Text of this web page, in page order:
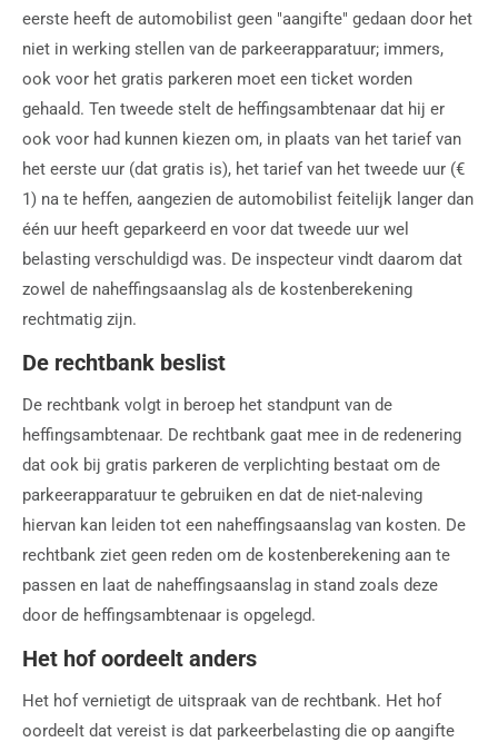
eerste heeft de automobilist geen "aangifte" gedaan door het
niet in werking stellen van de parkeerapparatuur; immers,
ook voor het gratis parkeren moet een ticket worden
gehaald. Ten tweede stelt de heffingsambtenaar dat hij er
ook voor had kunnen kiezen om, in plaats van het tarief van
het eerste uur (dat gratis is), het tarief van het tweede uur (€
1) na te heffen, aangezien de automobilist feitelijk langer dan
één uur heeft geparkeerd en voor dat tweede uur wel
belasting verschuldigd was. De inspecteur vindt daarom dat
zowel de naheffingsaanslag als de kostenberekening
rechtmatig zijn.
De rechtbank beslist
De rechtbank volgt in beroep het standpunt van de
heffingsambtenaar. De rechtbank gaat mee in de redenering
dat ook bij gratis parkeren de verplichting bestaat om de
parkeerapparatuur te gebruiken en dat de niet-naleving
hiervan kan leiden tot een naheffingsaanslag van kosten. De
rechtbank ziet geen reden om de kostenberekening aan te
passen en laat de naheffingsaanslag in stand zoals deze
door de heffingsambtenaar is opgelegd.
Het hof oordeelt anders
Het hof vernietigt de uitspraak van de rechtbank. Het hof
oordeelt dat vereist is dat parkeerbelasting die op aangifte